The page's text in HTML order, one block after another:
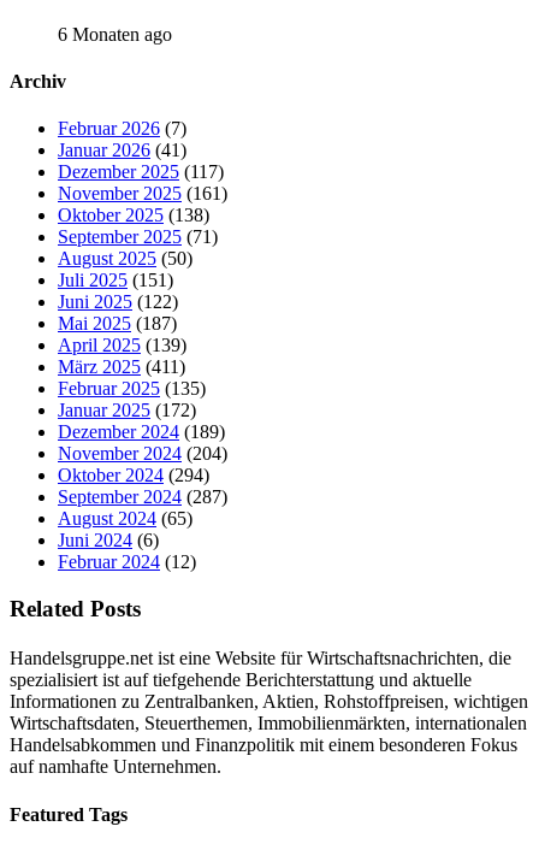
6 Monaten ago
Archiv
Februar 2026 (7)
Januar 2026 (41)
Dezember 2025 (117)
November 2025 (161)
Oktober 2025 (138)
September 2025 (71)
August 2025 (50)
Juli 2025 (151)
Juni 2025 (122)
Mai 2025 (187)
April 2025 (139)
März 2025 (411)
Februar 2025 (135)
Januar 2025 (172)
Dezember 2024 (189)
November 2024 (204)
Oktober 2024 (294)
September 2024 (287)
August 2024 (65)
Juni 2024 (6)
Februar 2024 (12)
Related Posts
Handelsgruppe.net ist eine Website für Wirtschaftsnachrichten, die
spezialisiert ist auf tiefgehende Berichterstattung und aktuelle
Informationen zu Zentralbanken, Aktien, Rohstoffpreisen, wichtigen
Wirtschaftsdaten, Steuerthemen, Immobilienmärkten, internationalen
Handelsabkommen und Finanzpolitik mit einem besonderen Fokus
auf namhafte Unternehmen.
Featured Tags